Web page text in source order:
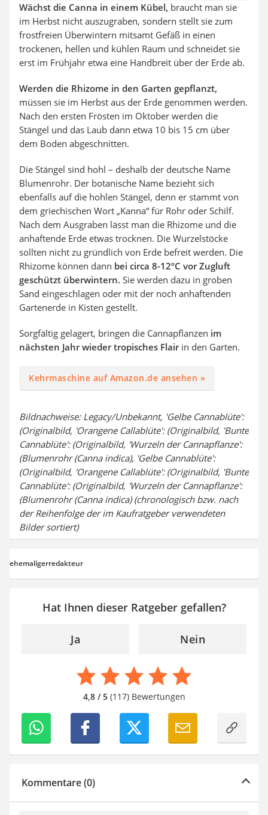
Wächst die Canna in einem Kübel, braucht man sie
im Herbst nicht auszugraben, sondern stellt sie zum
frostfreien Überwintern mitsamt Gefäß in einen
trockenen, hellen und kühlen Raum und schneidet sie
erst im Frühjahr etwa eine Handbreit über der Erde ab.
Werden die Rhizome in den Garten gepflanzt,
müssen sie im Herbst aus der Erde genommen werden.
Nach den ersten Frösten im Oktober werden die
Stängel und das Laub dann etwa 10 bis 15 cm über
dem Boden abgeschnitten.
Die Stängel sind hohl – deshalb der deutsche Name
Blumenrohr. Der botanische Name bezieht sich
ebenfalls auf die hohlen Stängel, denn er stammt von
dem griechischen Wort „Kanna“ für Rohr oder Schilf.
Nach dem Ausgraben lässt man die Rhizome und die
anhaftende Erde etwas trocknen. Die Wurzelstöcke
sollten nicht zu gründlich von Erde befreit werden. Die
Rhizome können dann bei circa 8-12ºC vor Zugluft
geschützt überwintern. Sie werden dazu in groben
Sand eingeschlagen oder mit der noch anhaftenden
Gartenerde in Kisten gestellt.
Sorgfältig gelagert, bringen die Cannapflanzen im
nächsten Jahr wieder tropisches Flairin den Garten.
Kehrmaschine auf Amazon.de ansehen »
Bildnachweise: Legacy/Unbekannt, 'Gelbe Cannablüte':
(Originalbild, 'Orangene Callablüte': (Originalbild, 'Bunte
Cannablüte': (Originalbild, 'Wurzeln der Cannapflanze':
(Blumenrohr (Canna indica), 'Gelbe Cannablüte':
(Originalbild, 'Orangene Callablüte': (Originalbild, 'Bunte
Cannablüte': (Originalbild, 'Wurzeln der Cannapflanze':
(Blumenrohr (Canna indica) (chronologisch bzw. nach
der Reihenfolge der im Kaufratgeber verwendeten
Bilder sortiert)
ehemaligerredakteur
Hat Ihnen dieser Ratgeber gefallen?
Ja Nein
4,8 / 5(117) Bewertungen
Kommentare (0)